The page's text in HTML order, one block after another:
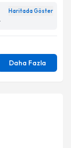
Haritada Göster
Daha Fazla